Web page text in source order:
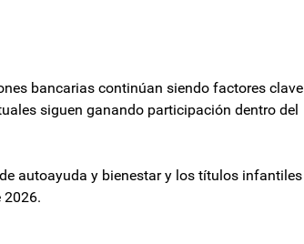
bancarias continúan siendo factores clave
siguen ganando participación dentro del
autoayuda y bienestar y los títulos infantiles
2026.